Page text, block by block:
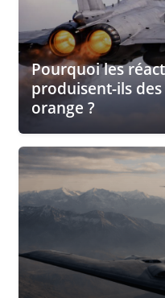
Pourquoi les
produisent-ils
orange ?